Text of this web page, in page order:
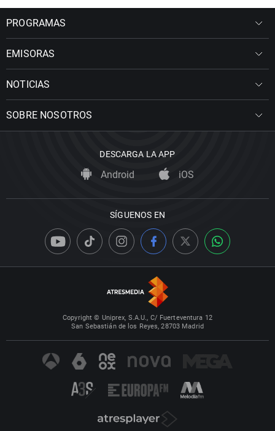
PROGRAMAS
EMISORAS
NOTICIAS
SOBRE NOSOTROS
DESCARGA LA APP
Android iOS
SÍGUENOS EN
Copyright © Uniprex, S.A.U., C/ Fuerteventura 12
San Sebastián de los Reyes, 28703 Madrid